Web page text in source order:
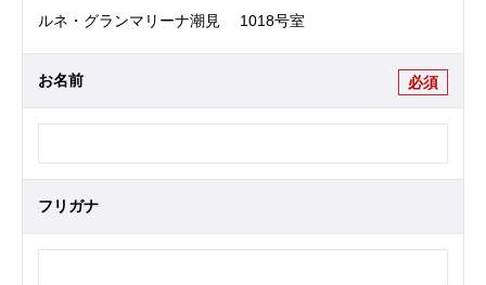
ルネ・グランマリーナ潮見 1018号室
お名前 必須
フリガナ